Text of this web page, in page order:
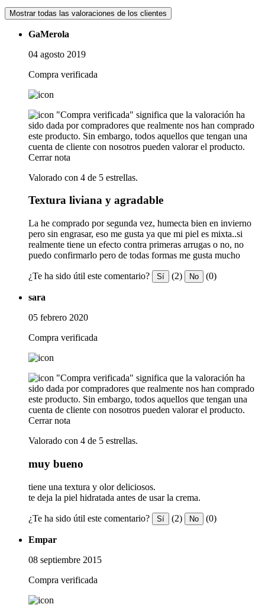
Mostrar todas las valoraciones de los clientes
GaMerola
04 agosto 2019
Compra verificada
"Compra verificada" significa que la valoración ha
sido dada por compradores que realmente nos han comprado
este producto. Sin embargo, todos aquellos que tengan una
cuenta de cliente con nosotros pueden valorar el producto.
Cerrar nota
Valorado con 4 de 5 estrellas.
Textura liviana y agradable
La he comprado por segunda vez, humecta bien en invierno
pero sin engrasar, eso me gusta ya que mi piel es mixta..si
realmente tiene un efecto contra primeras arrugas o no, no
puedo confirmarlo pero de todas formas me gusta mucho
¿Te ha sido útil este comentario? Sí (2) No (0)
sara
05 febrero 2020
Compra verificada
"Compra verificada" significa que la valoración ha
sido dada por compradores que realmente nos han comprado
este producto. Sin embargo, todos aquellos que tengan una
cuenta de cliente con nosotros pueden valorar el producto.
Cerrar nota
Valorado con 4 de 5 estrellas.
muy bueno
tiene una textura y olor deliciosos.
te deja la piel hidratada antes de usar la crema.
¿Te ha sido útil este comentario? Sí (2) No (0)
Empar
08 septiembre 2015
Compra verificada